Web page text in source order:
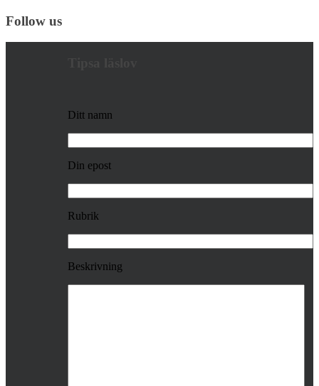
Follow us
Ditt namn
Din epost
Rubrik
Beskrivning